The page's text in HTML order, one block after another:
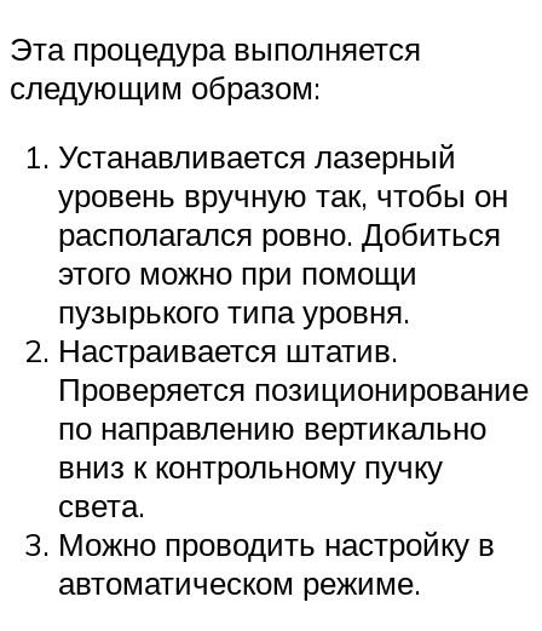
Эта процедура выполняется
следующим образом:
Устанавливается лазерный
уровень вручную так, чтобы он
располагался ровно. Добиться
этого можно при помощи
пузырького типа уровня.
Настраивается штатив.
Проверяется позиционирование
по направлению вертикально
вниз к контрольному пучку
света.
Можно проводить настройку в
автоматическом режиме.